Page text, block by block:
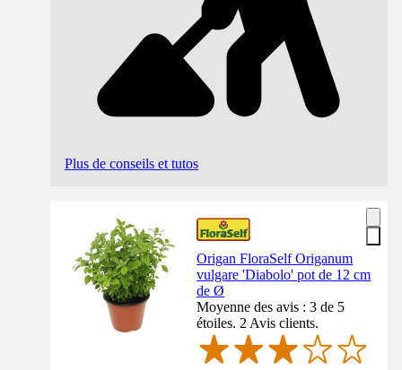
Plus de conseils et tutos
Origan FloraSelf Origanum
vulgare 'Diabolo' pot de 12 cm
de Ø
Moyenne des avis : 3 de 5
étoiles. 2 Avis clients.